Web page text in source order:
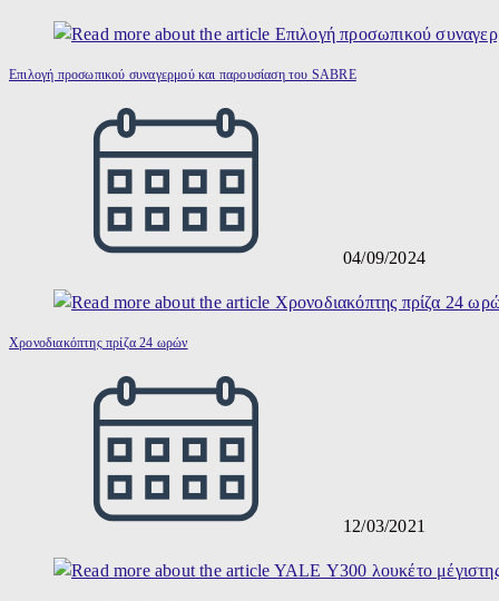
Επιλογή προσωπικού συναγερμού και παρουσίαση του SABRE
04/09/2024
Χρονοδιακόπτης πρίζα 24 ωρών
12/03/2021